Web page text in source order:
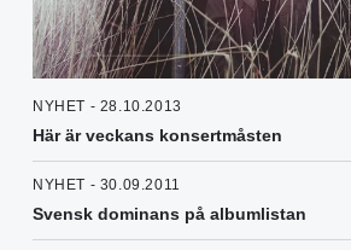
NYHET - 28.10.2013
Här är veckans konsertmåsten
NYHET - 30.09.2011
Svensk dominans på albumlistan